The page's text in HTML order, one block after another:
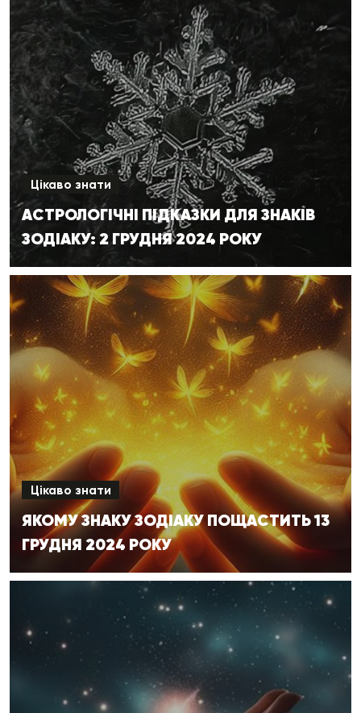
Цікаво знати
АСТРОЛОГІЧНІ ПІДКАЗКИ ДЛЯ ЗНАКІВ
ЗОДІАКУ: 2 ГРУДНЯ 2024 РОКУ
Цікаво знати
ЯКОМУ ЗНАКУ ЗОДІАКУ ПОЩАСТИТЬ 13
ГРУДНЯ 2024 РОКУ